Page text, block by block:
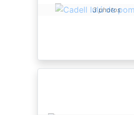
3 photos